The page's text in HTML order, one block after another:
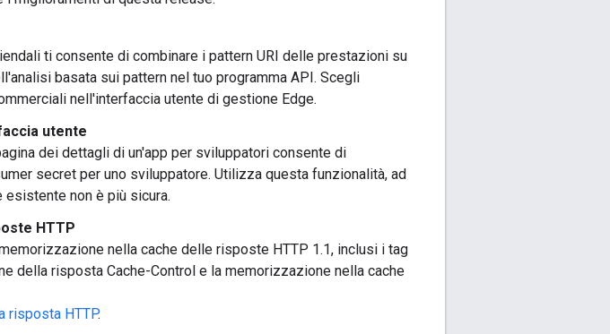
ti consente di combinare i pattern URI delle prestazioni su
basata sui pattern nel tuo programma API. Scegli
nell'interfaccia utente di gestione Edge.
utente
dei dettagli di un'app per sviluppatori consente di
secret per uno sviluppatore. Utilizza questa funzionalità, ad
non è più sicura.
HTTP
nella cache delle risposte HTTP 1.1, inclusi i tag
della risposta Cache-Control e la memorizzazione nella cache
risposta HTTP.